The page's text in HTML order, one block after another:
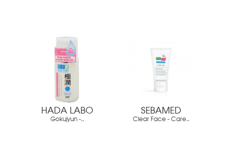
HADA LABO
Gokujyun -..
SEBAMED
Clear Face - Care..